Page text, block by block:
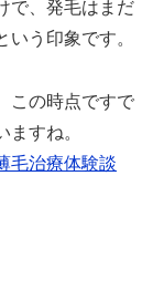
で、発毛はまだ
う印象です。
この時点ですで
すね。
毛治療体験談